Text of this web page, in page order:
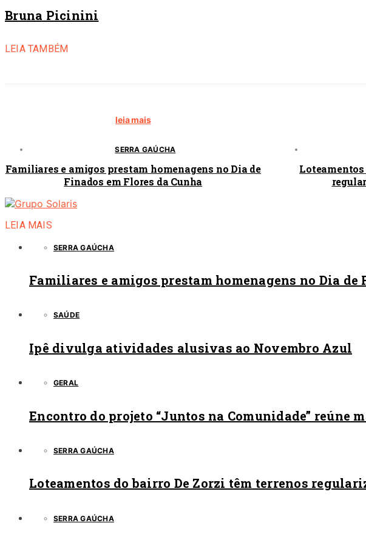
Bruna Picinini
LEIA TAMBÉM
leia mais
SERRA GAÚCHA
Familiares e amigos prestam homenagens no Dia de
Finados em Flores da Cunha
Loteamentos
LEIA MAIS
SERRA GAÚCHA
Familiares e amigos prestam homenagens no Dia de
SAÚDE
Ipê divulga atividades alusivas ao Novembro Azul
GERAL
Encontro do projeto “Juntos na Comunidade” reúne
SERRA GAÚCHA
Loteamentos do bairro De Zorzi têm terrenos
SERRA GAÚCHA